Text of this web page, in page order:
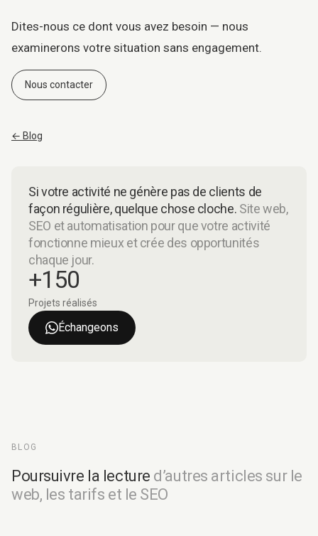
Dites-nous ce dont vous avez besoin — nous
examinerons votre situation sans engagement.
Nous contacter
← Blog
Si votre activité ne génère pas de clients de
façon régulière, quelque chose cloche. Site web,
SEO et automatisation pour que votre activité
fonctionne mieux et crée des opportunités
chaque jour.
+150
Projets réalisés
Échangeons
BLOG
Poursuivre la lecture d’autres articles sur le
web, les tarifs et le SEO